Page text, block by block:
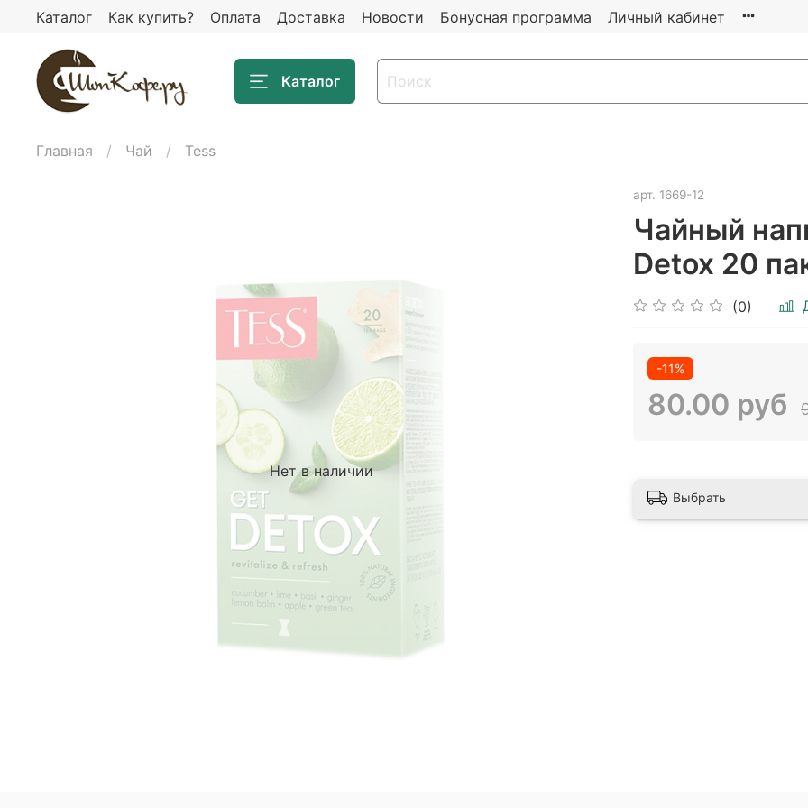
Каталог Как купить? Оплата Доставка Новости Бонусная программа Личный кабинет
Каталог
Главная Чай Tess
Нет в наличии
арт. 1669-12
Чайный
Detox 20
(0)
-11%
80.00 руб
Выбрать